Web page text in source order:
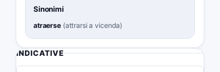
Sinonimi
atraerse(attrarsi a vicenda)
INDICATIVE